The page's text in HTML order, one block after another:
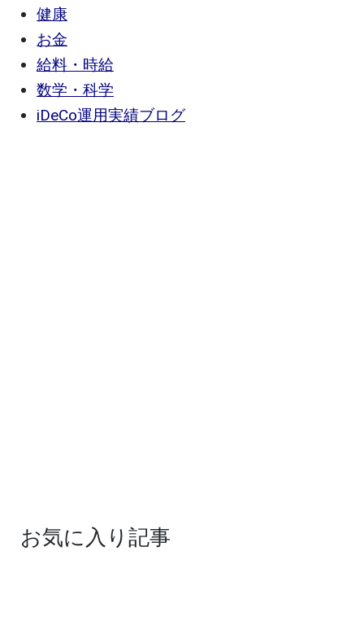
健康
お金
給料・時給
数学・科学
iDeCo運用実績ブログ
お気に入り記事